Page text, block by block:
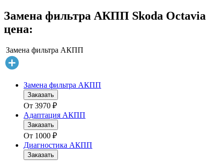
Замена фильтра АКПП Skoda Octavia
цена:
Замена фильтра АКПП
Замена фильтра АКПП
Заказать
От 3970 ₽
Адаптация АКПП
Заказать
От 1000 ₽
Диагностика АКПП
Заказать